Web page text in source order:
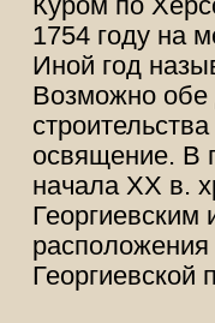
1754 году на
Иной год
Возможно обе
освящение. В
начала XX в.